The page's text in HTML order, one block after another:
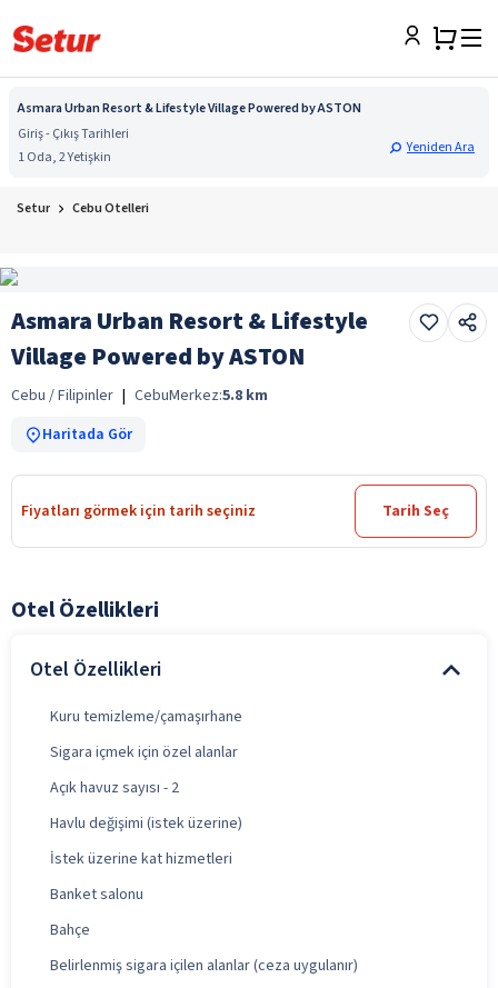
Asmara Urban Resort & Lifestyle Village Powered by ASTON
Giriş - Çıkış Tarihleri
1 Oda, 2 Yetişkin
Yeniden Ara
Setur Cebu Otelleri
Asmara Urban Resort & Lifestyle
Village Powered by ASTON
Cebu / Filipinler | CebuMerkez:5.8 km
Haritada Gör
Fiyatları görmek için tarih seçiniz Tarih Seç
Otel Özellikleri
Otel Özellikleri
Kuru temizleme/çamaşırhane
Sigara içmek için özel alanlar
Açık havuz sayısı - 2
Havlu değişimi (istek üzerine)
İstek üzerine kat hizmetleri
Banket salonu
Bahçe
Belirlenmiş sigara içilen alanlar (ceza uygulanır)